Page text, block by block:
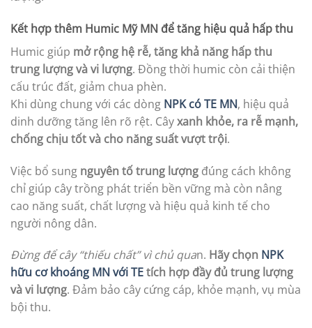
Kết hợp thêm Humic Mỹ MN để tăng hiệu quả hấp thu
Humic giúp mở rộng hệ rễ, tăng khả năng hấp thu
trung lượng và vi lượng. Đồng thời humic còn cải thiện
cấu trúc đất, giảm chua phèn.
Khi dùng chung với các dòng NPK có TE MN, hiệu quả
dinh dưỡng tăng lên rõ rệt. Câyxanh khỏe, ra rễ mạnh,
chống chịu tốt và cho năng suất vượt trội.
Việc bổ sung nguyên tố trung lượng đúng cách không
chỉ giúp cây trồng phát triển bền vững mà còn nâng
cao năng suất, chất lượng và hiệu quả kinh tế cho
người nông dân.
Đừng để cây “thiếu chất” vì chủ quan. Hãy chọn NPK
hữu cơ khoáng MN với TEtích hợp đầy đủ trung lượng
và vi lượng. Đảm bảo cây cứng cáp, khỏe mạnh, vụ mùa
bội thu.